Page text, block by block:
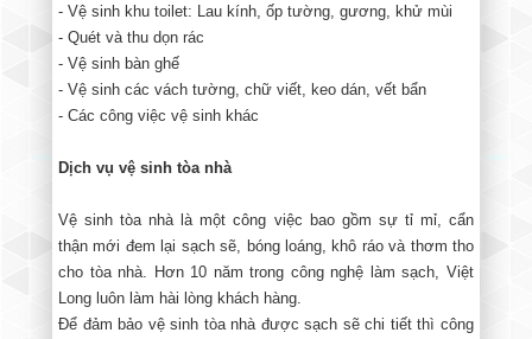
- Vệ sinh khu toilet: Lau kính, ốp tường, gương, khử mùi
- Quét và thu dọn rác
- Vệ sinh bàn ghế
- Vệ sinh các vách tường, chữ viết, keo dán, vết bẩn
- Các công việc vệ sinh khác
Dịch vụ vệ sinh tòa nhà
Vệ sinh tòa nhà là một công việc bao gồm sự tỉ mỉ, cẩn
thận mới đem lại sạch sẽ, bóng loáng, khô ráo và thơm tho
cho tòa nhà. Hơn 10 năm trong công nghệ làm sạch, Việt
Long luôn làm hài lòng khách hàng.
Để đảm bảo vệ sinh tòa nhà được sạch sẽ chi tiết thì công